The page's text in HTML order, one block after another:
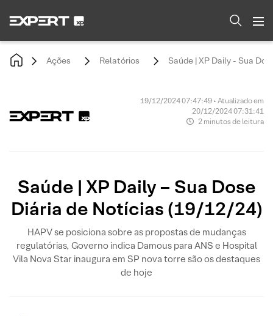
Ações Relatórios Saúde | XP Daily - Sua
19/12/2024 07:47:49 • Atualizado em
20/12/2024 07:31:41
2 minutos de leitura
Saúde | XP Daily – Sua Dose
Diária de Notícias (19/12/24)
HAPV se posiciona sobre as propostas de mudanças
regulatórias, Governo indica Damous para ANS e Hospital
Vila Nova Star inaugura em SP nova torre são os destaques
de hoje